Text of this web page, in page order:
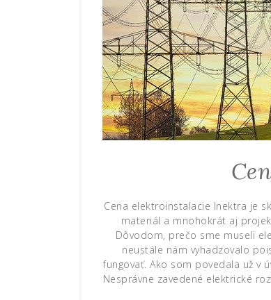
Cena elektroinstalacie Inektra je
materiál a mnohokrát aj
Dôvodom, prečo sme museli
neustále nám vyhadzovalo
fungovať. Ako som povedala už v
Nesprávne zavedené elektrické